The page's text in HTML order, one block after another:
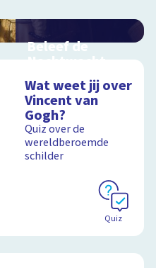
Beleef de
Nachtwacht
schoolplaat over
Rembrandts
meesterwerk
Wat weet jij over
Vincent van
Gogh?
Quiz over de
wereldberoemde
schilder
Quiz